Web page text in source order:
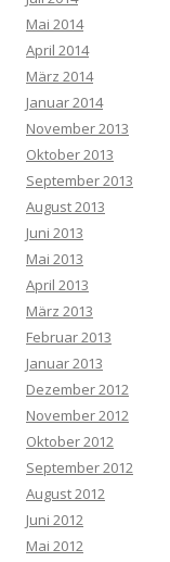
Mai 2014
April 2014
März 2014
Januar 2014
November 2013
Oktober 2013
September 2013
August 2013
Juni 2013
Mai 2013
April 2013
März 2013
Februar 2013
Januar 2013
Dezember 2012
November 2012
Oktober 2012
September 2012
August 2012
Juni 2012
Mai 2012